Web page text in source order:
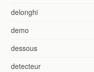
delonghi
demo
dessous
detecteur